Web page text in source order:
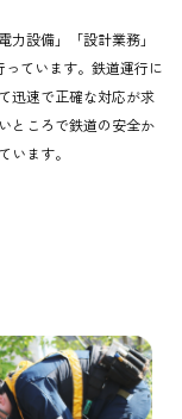
設備」「設計業務」
ています。鉄道運行に
迅速で正確な対応が求
ところで鉄道の安全か
います。